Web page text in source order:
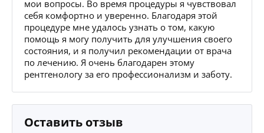
мои вопросы. Во время процедуры я чувствовал
себя комфортно и уверенно. Благодаря этой
процедуре мне удалось узнать о том, какую
помощь я могу получить для улучшения своего
состояния, и я получил рекомендации от врача
по лечению. Я очень благодарен этому
рентгенологу за его профессионализм и заботу.
Оставить отзыв